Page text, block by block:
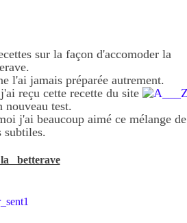
sur la façon d'accomoder la
l'ai jamais préparée autrement.
reçu cette recette du site
nouveau test.
j'ai beaucoup aimé ce mélange de
subtiles.
betterave